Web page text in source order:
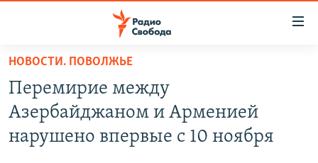
упрощенного
доступа
Вернуться
основному
ПОДКАСТЫ
АВТОРСКИЕ ПРОЕКТЫ
НОВОСТИ. ПОВОЛЖЬЕ
Перемирие между
Азербайджаном и Арменией
нарушено впервые с 10 ноября